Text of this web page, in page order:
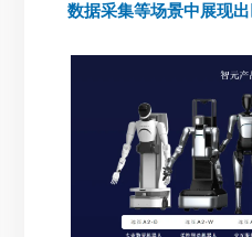
数据采集等场景中展现出